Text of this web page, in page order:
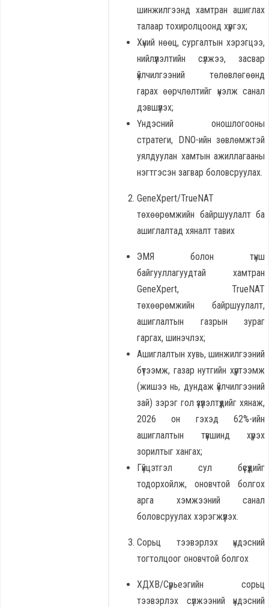
шинжилгээнд хамтран ашиглах
талаар тохиролцоонд хүргэх;
Хүний нөөц, сургалтын хэрэгцээ,
нийлүүлэлтийн сүлжээ, засвар
үйлчилгээний төлөвлөгөөнд
гарах өөрчлөлтийг үнэлж санал
дэвшүүлэх;
Үндэсний оношлогооны
стратеги, DNO-ийн зөвлөмжтэй
уялдуулан хамтын ажиллагааны
нэгтгэсэн загвар боловсруулах.
GeneXpert/TrueNAT
төхөөрөмжийн байршуулалт ба
ашиглалтад хяналт тавих
ЭМЯ болон түнш
байгууллагуудтай хамтран
GeneXpert, TrueNAT
төхөөрөмжийн байршуулалт,
ашиглалтын газрын зураг
гаргах, шинэчлэх;
Ашиглалтын хувь, шинжилгээний
бүтээмж, газар нутгийн хүртээмж
(жишээ нь, дундаж үйлчилгээний
зай) зэрэг гол үзүүлэлтүүдийг хянаж,
2026 он гэхэд 62%-ийн
ашиглалтын түвшинд хүрэх
зорилтыг хангах;
Гүйцэтгэл сул бүсүүдийг
тодорхойлж, оновчтой болгох
арга хэмжээний санал
боловсруулах хэрэгжүүлэх.
Сорьц тээвэрлэх үндэсний
тогтолцоог оновчтой болгох
ХДХВ/Сүрьеэгийн сорьц
тээвэрлэх сүлжээний үндэсний